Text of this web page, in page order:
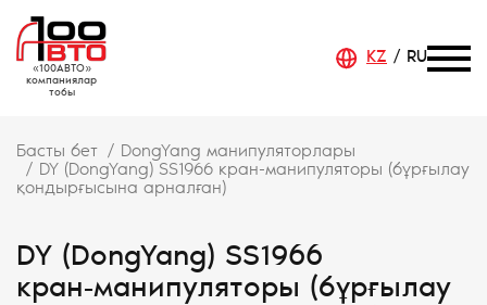
«100АВТО»
компаниялар
тобы
KZ RU
Басты бет
DongYang манипуляторлары
DY (DongYang) SS1966 кран-манипуляторы (бұрғылау
қондырғысына арналған)
DY (DongYang) SS1966
кран‑манипуляторы (бұрғылау